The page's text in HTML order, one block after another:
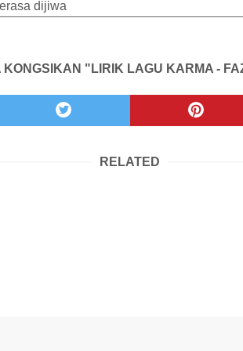
dijiwa
KONGSIKAN "LIRIK LAGU KARMA -
RELATED